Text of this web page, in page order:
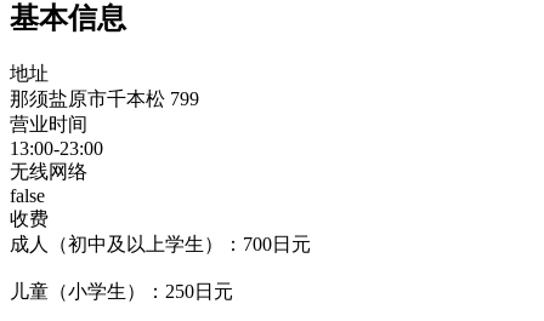
基本信息
地址
那须盐原市千本松 799
营业时间
13:00-23:00
无线网络
false
收费
成人（初中及以上学生）：700日元
儿童（小学生）：250日元